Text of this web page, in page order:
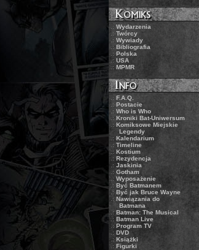
.: Wydarzenia
.: Twórcy
.: Wywiady
.:Bibliografia
.: Polska
.: USA
.: MPMR
.: F.A.Q.
.: Postacie
.: Who is Who
.:Kroniki Bat-Uniwersum
.: Komiksowe Miejskie
Legendy
.: Kalendarium
.: Timeline
.: Kostium
.: Rezydencja
.: Jaskinia
.: Gotham
.:Wyposażenie
.: Być Batmanem
.: Być jak Bruce Wayne
.: Nawiązania do
Batmana
.:Batman: The Musical
.: Batman Live
.: Program TV
.: DVD
.:Książki
.: Figurki